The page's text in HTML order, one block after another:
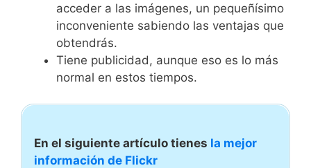
acceder a las imágenes, un pequeñísimo
inconveniente sabiendo las ventajas que
obtendrás.
Tiene publicidad, aunque eso es lo más
normal en estos tiempos.
En el siguiente artículo tienes la mejor
información de Flickr